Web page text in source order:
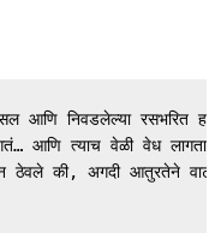
आणि निवडलेल्या रसभरित
आणि त्याच वेळी वेध
की, अगदी आतुरतेने वाट